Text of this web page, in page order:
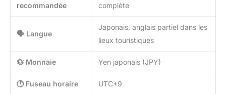
recommandée
complète
🗣️ Langue
Japonais, anglais partiel dans les
lieux touristiques
💱 Monnaie Yen japonais (JPY)
🕐 Fuseau horaire UTC+9